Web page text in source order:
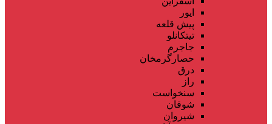
ایور
پیش قلعه
تیتکانلو
جاجرم
حصارگرمخان
درق
راز
سنخواست
شوقان
شیروان